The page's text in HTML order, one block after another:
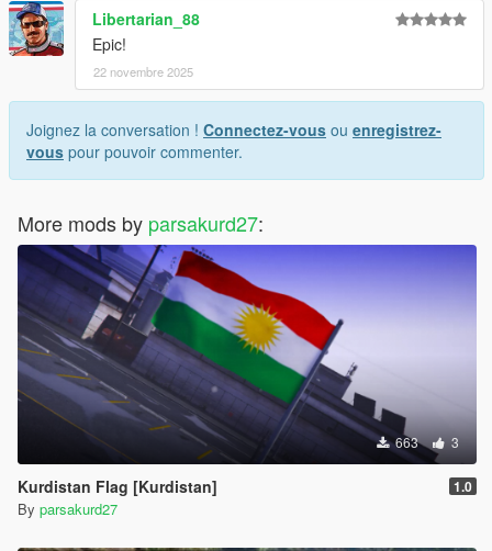
Libertarian_88
Epic!
22 novembre 2025
Joignez la conversation ! Connectez-vous ou enregistrez-
vous pour pouvoir commenter.
More mods by parsakurd27:
663 3
Kurdistan Flag [Kurdistan] 1.0
By parsakurd27